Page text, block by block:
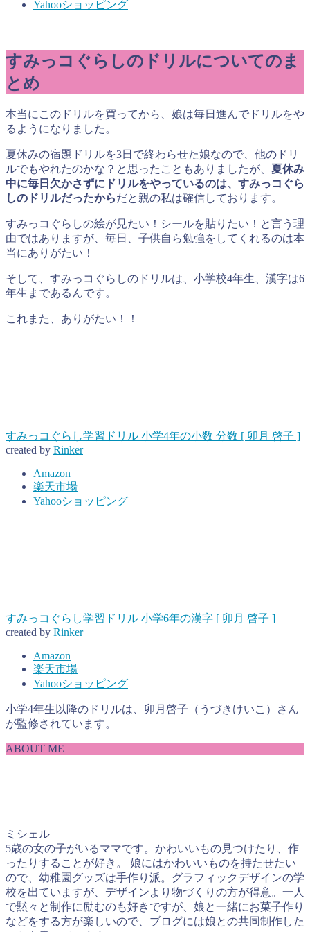
Yahooショッピング
すみっコぐらしのドリルについてのま
とめ
本当にこのドリルを買ってから、娘は毎日進んでドリルをや
るようになりました。
夏休みの宿題ドリルを3日で終わらせた娘なので、他のドリ
ルでもやれたのかな？と思ったこともありましたが、 夏休み
中に毎日欠かさずにドリルをやっているのは、すみっコぐら
しのドリルだったからだと親の私は確信しております。
すみっコぐらしの絵が見たい！シールを貼りたい！と言う理
由ではありますが、毎日、子供自ら勉強をしてくれるのは本
当にありがたい！
そして、すみっコぐらしのドリルは、小学校4年生、漢字は6
年生まであるんです。
これまた、ありがたい！！
すみっコぐらし学習ドリル 小学4年の小数 分数 [ 卯月 啓子 ]
created by Rinker
Amazon
楽天市場
Yahooショッピング
すみっコぐらし学習ドリル 小学6年の漢字 [ 卯月 啓子 ]
created by Rinker
Amazon
楽天市場
Yahooショッピング
小学4年生以降のドリルは、卯月啓子（うづきけいこ）さん
が監修されています。
ABOUT ME
ミシェル
5歳の女の子がいるママです。かわいいもの見つけたり、作
ったりすることが好き。 娘にはかわいいものを持たせたい
ので、幼稚園グッズは手作り派。グラフィックデザインの学
校を出ていますが、デザインより物づくりの方が得意。一人
で黙々と制作に励むのも好きですが、娘と一緒にお菓子作り
などをする方が楽しいので、ブログには娘との共同制作した